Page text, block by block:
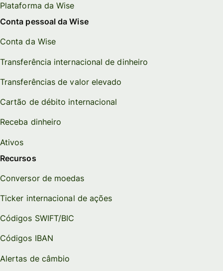
Plataforma da Wise
Conta pessoal da Wise
Conta da Wise
Transferência internacional de dinheiro
Transferências de valor elevado
Cartão de débito internacional
Receba dinheiro
Ativos
Recursos
Conversor de moedas
Ticker internacional de ações
Códigos SWIFT/BIC
Códigos IBAN
Alertas de câmbio